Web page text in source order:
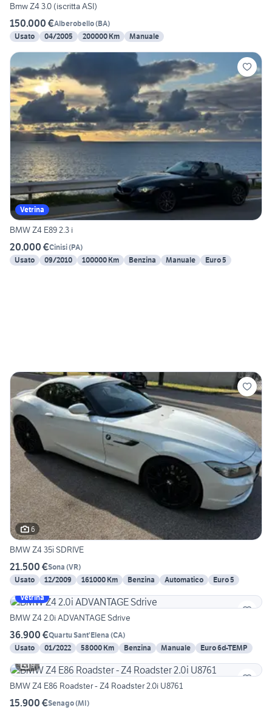
Bmw Z4 3.0 (iscritta ASI)
150.000 €Alberobello(BA)
Usato
04/2005 200000 Km Manuale
Vetrina
BMW Z4 E89 2.3 i
20.000 €Cinisi(PA)
Usato
09/2010 100000 Km Benzina Manuale Euro 5
6
BMW Z4 35ì SDRIVE
21.500 €Sona (VR)
Usato
12/2009 161000 Km Benzina Automatico
Euro 5
Vetrina
BMW Z4 2.0i ADVANTAGE Sdrive
36.900 €Quartu Sant'Elena (CA)
Usato
01/2022 58000 Km Benzina Manuale
Euro 6d-TEMP
9
BMW Z4 E86 Roadster - Z4 Roadster 2.0i U8761
15.900 €Senago(MI)